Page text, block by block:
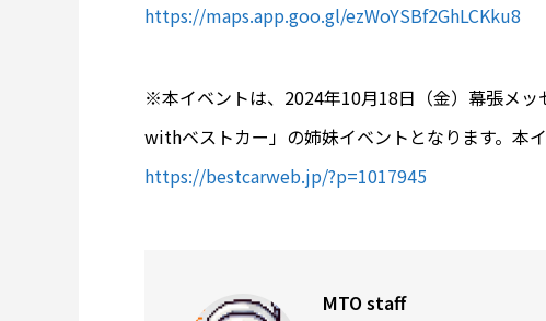
https://maps.app.goo.gl/ezWoYSBf2GhLCKku8
※本イベントは、2024年10月18日（金）幕張メ
withベストカー」の姉妹イベントとなります。本
https://bestcarweb.jp/?p=1017945
MTO staff